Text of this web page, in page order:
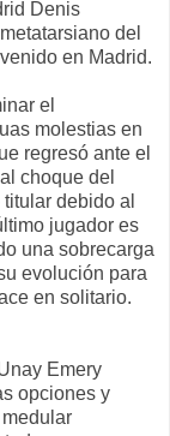
Denis
del
en Madrid.
el
molestias en
regresó ante el
choque del
debido al
jugador es
una sobrecarga
evolución para
en solitario.
Emery
opciones y